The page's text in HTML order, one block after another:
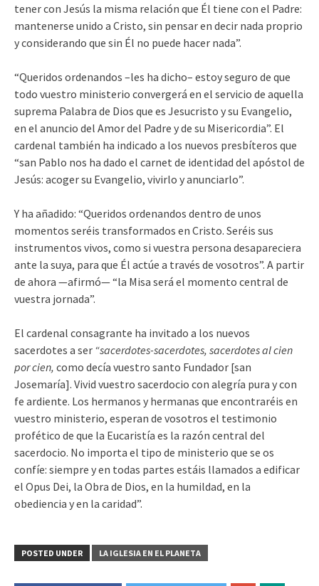
tener con Jesús la misma relación que Él tiene con el Padre:
mantenerse unido a Cristo, sin pensar en decir nada proprio
y considerando que sin Él no puede hacer nada”.
“Queridos ordenandos –les ha dicho– estoy seguro de que
todo vuestro ministerio convergerá en el servicio de aquella
suprema Palabra de Dios que es Jesucristo y su Evangelio,
en el anuncio del Amor del Padre y de su Misericordia”. El
cardenal también ha indicado a los nuevos presbíteros que
“san Pablo nos ha dado el carnet de identidad del apóstol de
Jesús: acoger su Evangelio, vivirlo y anunciarlo”.
Y ha añadido: “Queridos ordenandos dentro de unos
momentos seréis transformados en Cristo. Seréis sus
instrumentos vivos, como si vuestra persona desapareciera
ante la suya, para que Él actúe a través de vosotros”. A partir
de ahora —afirmó— “la Misa será el momento central de
vuestra jornada”.
El cardenal consagrante ha invitado a los nuevos
sacerdotes a ser “sacerdotes-sacerdotes, sacerdotes al cien
por cien, como decía vuestro santo Fundador [san
Josemaría]. Vivid vuestro sacerdocio con alegría pura y con
fe ardiente. Los hermanos y hermanas que encontraréis en
vuestro ministerio, esperan de vosotros el testimonio
profético de que la Eucaristía es la razón central del
sacerdocio. No importa el tipo de ministerio que se os
confíe: siempre y en todas partes estáis llamados a edificar
el Opus Dei, la Obra de Dios, en la humildad, en la
obediencia y en la caridad”.
POSTED UNDER LA IGLESIA EN EL PLANETA